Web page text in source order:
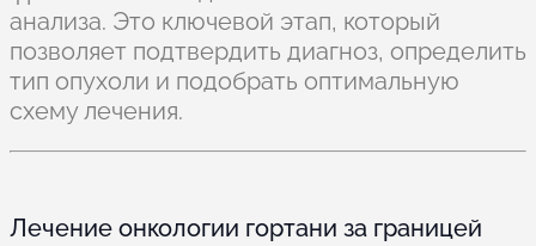
анализа. Это ключевой этап, который
позволяет подтвердить диагноз, определить
тип опухоли и подобрать оптимальную
схему лечения.
Лечение онкологии гортани за границей